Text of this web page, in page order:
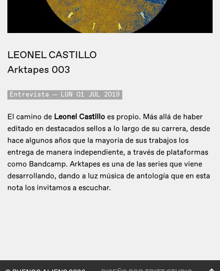
LEONEL CASTILLO
Arktapes 003
Entrevista LUN 01 JUL 2019
El camino de Leonel Castillo es propio. Más allá de haber
editado en destacados sellos a lo largo de su carrera, desde
hace algunos años que la mayoría de sus trabajos los
entrega de manera independiente, a través de plataformas
como Bandcamp. Arktapes es una de las series que viene
desarrollando, dando a luz música de antología que en esta
nota los invitamos a escuchar.